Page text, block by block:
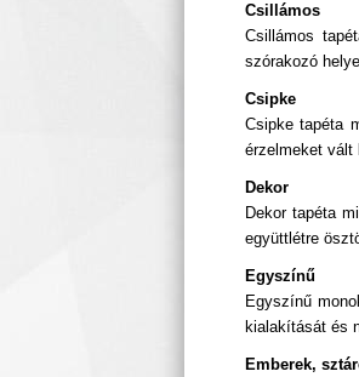
Csillámos
Csillámos
szórakozó
Csipke
Csipke tapéta
érzelmeket vált
Dekor
Dekor tapéta
együttlétre
Egyszínű
Egyszínű
kialakítását és
Emberek,